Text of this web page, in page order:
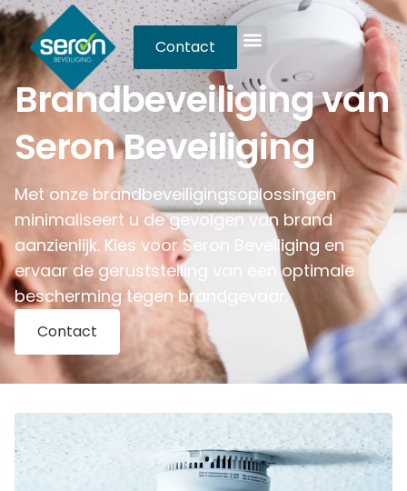
Contact
Brandbeveiliging van
Seron Beveiliging
Met onze brandbeveiligingsoplossingen
minimaliseert u de gevolgen van brand
aanzienlijk. Kies voor Seron Beveiliging en
ervaar de geruststelling van een optimale
bescherming tegen brandgevaar.
Contact